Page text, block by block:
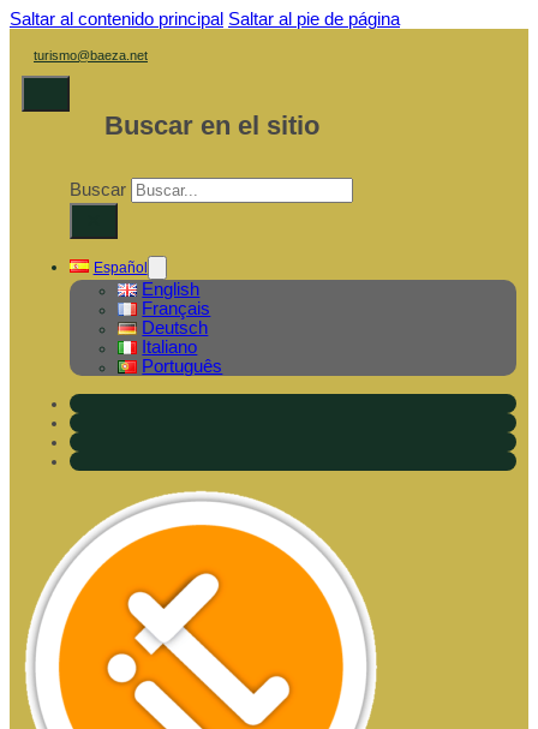
Saltar al contenido principal Saltar al pie de página
turismo@baeza.net
Buscar en el sitio
Buscar
Español
English
Français
Deutsch
Italiano
Português